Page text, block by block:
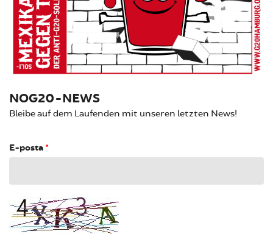
NOG20-NEWS
Bleibe auf dem Laufenden mit unseren letzten News!
E-posta *